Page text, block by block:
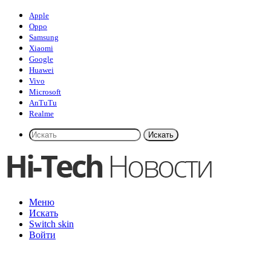
Apple
Oppo
Samsung
Xiaomi
Google
Huawei
Vivo
Microsoft
AnTuTu
Realme
Искать
Меню
Искать
Switch skin
Войти